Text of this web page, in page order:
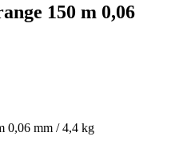
150 m 0,06